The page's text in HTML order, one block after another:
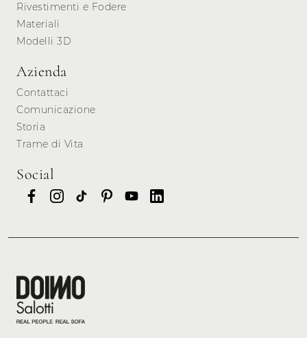
Rivestimenti e Fodere
Materiali
Modelli 3D
Azienda
Contattaci
Comunicazione
Storia
Trame di Vita
Social